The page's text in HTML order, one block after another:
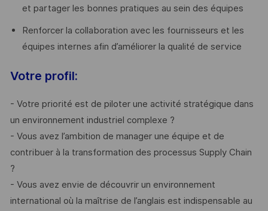
et partager les bonnes pratiques au sein des équipes
Renforcer la collaboration avec les fournisseurs et les
équipes internes afin d’améliorer la qualité de service
Votre profil:
- Votre priorité est de piloter une activité stratégique dans
un environnement industriel complexe ?
- Vous avez l’ambition de manager une équipe et de
contribuer à la transformation des processus Supply Chain
?
- Vous avez envie de découvrir un environnement
international où la maîtrise de l’anglais est indispensable au